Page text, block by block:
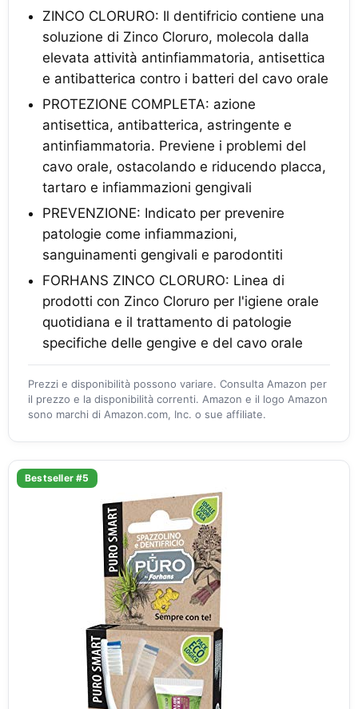
ZINCO CLORURO: Il dentifricio contiene una
soluzione di Zinco Cloruro, molecola dalla
elevata attività antinfiammatoria, antisettica
e antibatterica contro i batteri del cavo orale
PROTEZIONE COMPLETA: azione
antisettica, antibatterica, astringente e
antinfiammatoria. Previene i problemi del
cavo orale, ostacolando e riducendo placca,
tartaro e infiammazioni gengivali
PREVENZIONE: Indicato per prevenire
patologie come infiammazioni,
sanguinamenti gengivali e parodontiti
FORHANS ZINCO CLORURO: Linea di
prodotti con Zinco Cloruro per l'igiene orale
quotidiana e il trattamento di patologie
specifiche delle gengive e del cavo orale
Prezzi e disponibilità possono variare. Consulta Amazon per
il prezzo e la disponibilità correnti. Amazon e il logo Amazon
sono marchi di Amazon.com, Inc. o sue affiliate.
Bestseller #5